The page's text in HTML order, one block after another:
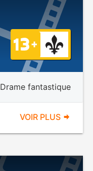
Drame fantastique
VOIR PLUS